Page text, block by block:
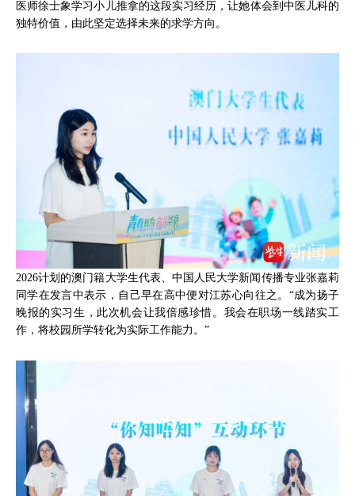
医师徐士象学习小儿推拿的这段实习经历，让她体会到中医儿科的
独特价值，由此坚定选择未来的求学方向。
2026计划的澳门籍大学生代表、中国人民大学新闻传播专业张嘉莉
同学在发言中表示，自己早在高中便对江苏心向往之。“成为扬子
晚报的实习生，此次机会让我倍感珍惜。我会在职场一线踏实工
作，将校园所学转化为实际工作能力。”